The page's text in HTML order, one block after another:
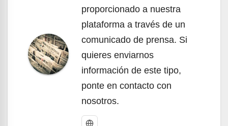
proporcionado a nuestra
plataforma a través de un
comunicado de prensa. Si
quieres enviarnos
información de este tipo,
ponte en contacto con
nosotros.